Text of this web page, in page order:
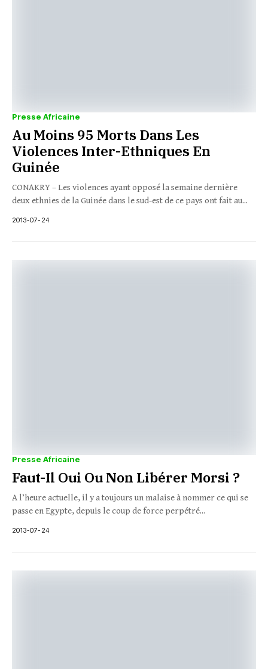
Presse Africaine
Au Moins 95 Morts Dans Les
Violences Inter-Ethniques En
Guinée
CONAKRY – Les violences ayant opposé la semaine dernière
deux ethnies de la Guinée dans le sud-est de ce pays ont fait au...
2013-07-24
Presse Africaine
Faut-Il Oui Ou Non Libérer Morsi ?
A l’heure actuelle, il y a toujours un malaise à nommer ce qui se
passe en Egypte, depuis le coup de force perpétré...
2013-07-24